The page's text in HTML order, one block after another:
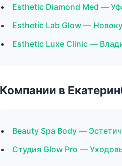
Esthetic Diamond Med —
Esthetic Lab Glow —
Esthetic Luxe Clinic —
Компании в
Beauty Spa Body —
Студия Glow Pro —